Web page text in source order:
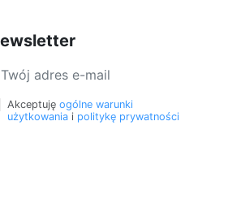
Akceptuję ogólne warunki
użytkowania i politykę prywatności